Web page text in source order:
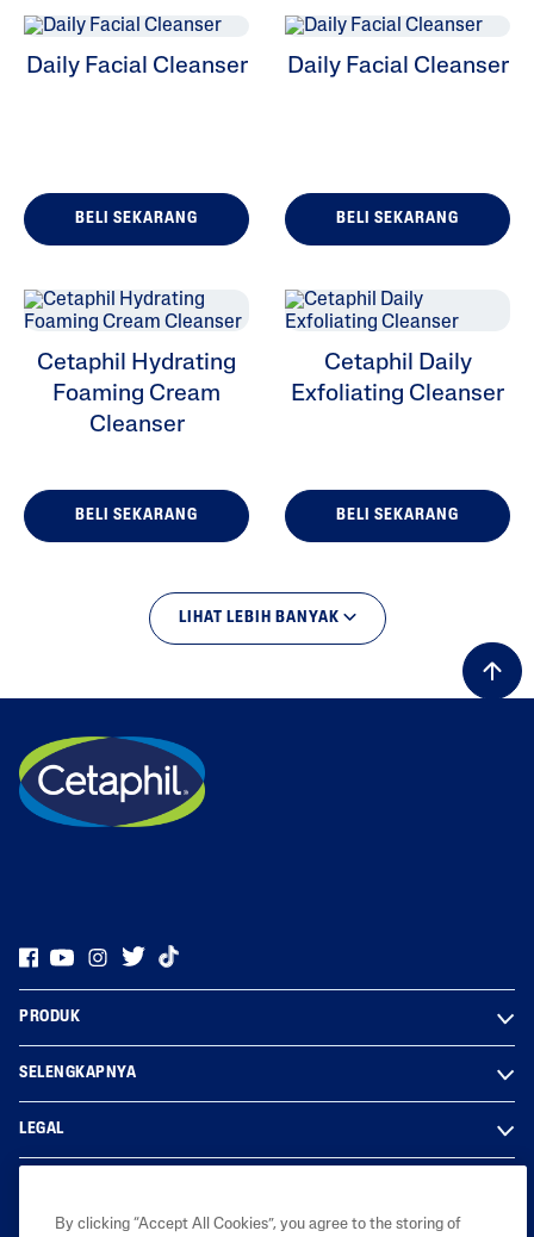
Daily Facial Cleanser
BELI SEKARANG
Daily Facial Cleanser
BELI SEKARANG
Cetaphil Hydrating
Foaming Cream
Cleanser
BELI SEKARANG
Cetaphil Daily
Exfoliating Cleanser
BELI SEKARANG
LIHAT LEBIH BANYAK
PRODUK
SELENGKAPNYA
LEGAL
Galderma Indonesia Healthcare 2023. Hak cipta dilindungi undang-
By clicking “Accept All Cookies”, you agree to the storing of